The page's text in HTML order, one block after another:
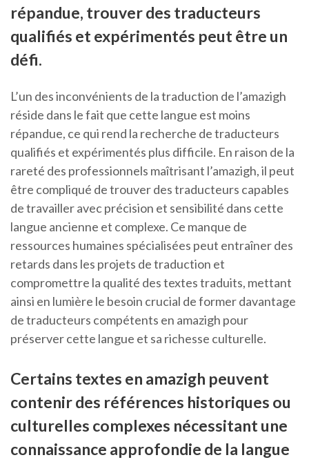
répandue, trouver des traducteurs
qualifiés et expérimentés peut être un
défi.
L’un des inconvénients de la traduction de l’amazigh
réside dans le fait que cette langue est moins
répandue, ce qui rend la recherche de traducteurs
qualifiés et expérimentés plus difficile. En raison de la
rareté des professionnels maîtrisant l’amazigh, il peut
être compliqué de trouver des traducteurs capables
de travailler avec précision et sensibilité dans cette
langue ancienne et complexe. Ce manque de
ressources humaines spécialisées peut entraîner des
retards dans les projets de traduction et
compromettre la qualité des textes traduits, mettant
ainsi en lumière le besoin crucial de former davantage
de traducteurs compétents en amazigh pour
préserver cette langue et sa richesse culturelle.
Certains textes en amazigh peuvent
contenir des références historiques ou
culturelles complexes nécessitant une
connaissance approfondie de la langue